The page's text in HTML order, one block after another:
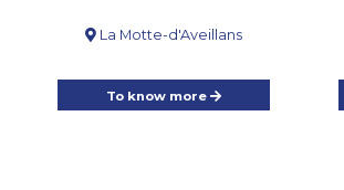
La Motte-d'Aveillans
To know more